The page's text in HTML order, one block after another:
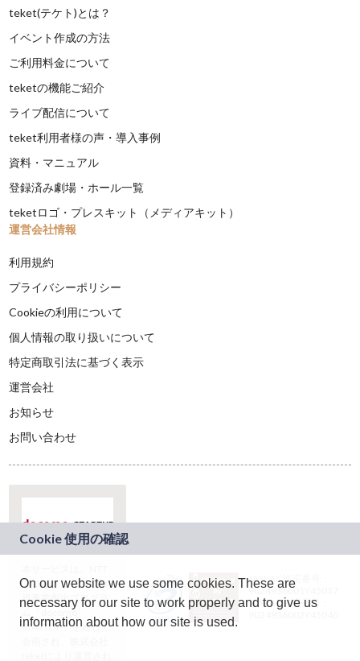
teket(テケト)とは？
イベント作成の方法
ご利用料金について
teketの機能ご紹介
ライブ配信について
teket利用者様の声・導入事例
資料・マニュアル
登録済み劇場・ホール一覧
teketロゴ・プレスキット（メディアキット）
運営会社情報
利用規約
プライバシーポリシー
Cookieの利用について
個人情報の取り扱いについて
特定商取引法に基づく表示
運営会社
お知らせ
お問い合わせ
ドコモグループの新
規事業創出プログラ
ム「docomo
STARTUP」を通じて
JASRAC許諾番号：
9024936001Y45037
JASRAC許諾番号：
On our website we use some cookies. These are
necessary for our site to work properly and to give us
information about how our site is used.